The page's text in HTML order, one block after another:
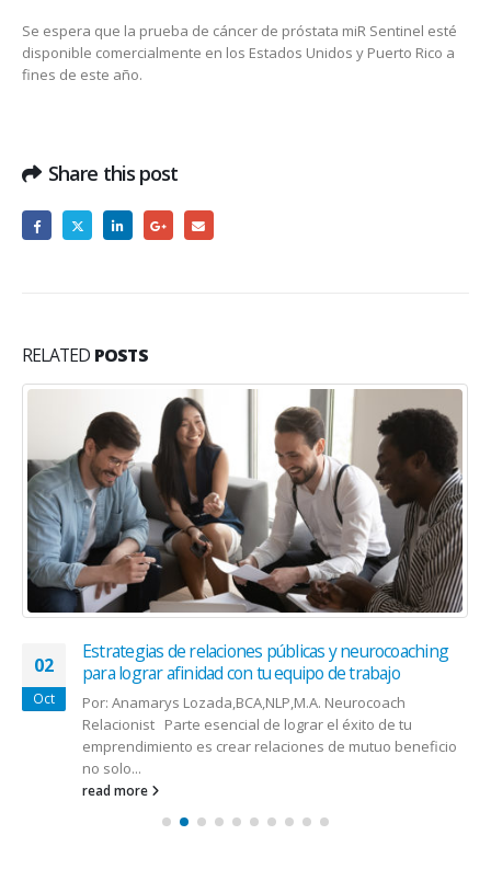
Se espera que la prueba de cáncer de próstata miR Sentinel esté
disponible comercialmente en los Estados Unidos y Puerto Rico a
fines de este año.
Share this post
RELATED POSTS
02
Oct
Estrategias de relaciones públicas y neurocoaching
para lograr afinidad con tu equipo de trabajo
Por: Anamarys Lozada,BCA,NLP,M.A. Neurocoach
Relacionist Parte esencial de lograr el éxito de tu
emprendimiento es crear relaciones de mutuo beneficio
no solo...
read more